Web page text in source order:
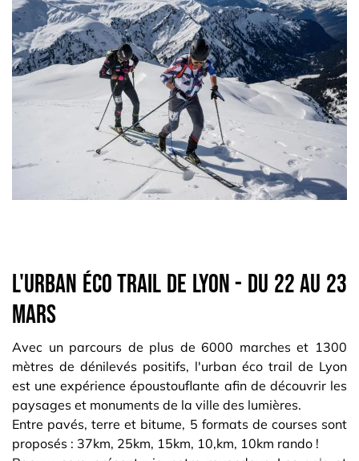
L'urban Éco trail de Lyon - du 22 au 23
mars
Avec un parcours de plus de 6000 marches et 1300
mètres de dénilevés positifs, l'urban éco trail de Lyon
est une expérience époustouflante afin de découvrir les
paysages et monuments de la ville des lumières.
Entre pavés, terre et bitume, 5 formats de courses sont
proposés : 37km, 25km, 15km, 10,km, 10km rando !